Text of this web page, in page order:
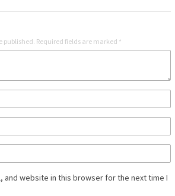
published. Required fields are marked *
and website in this browser for the next time I